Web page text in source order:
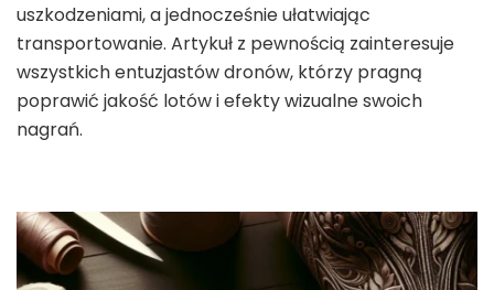
uszkodzeniami, a jednocześnie ułatwiając
transportowanie. Artykuł z pewnością zainteresuje
wszystkich entuzjastów dronów, którzy pragną
poprawić jakość lotów i efekty wizualne swoich
nagrań.